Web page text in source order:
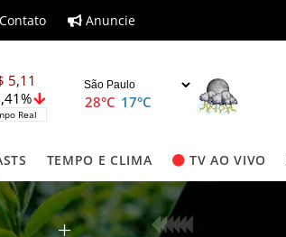
Anuncie
5,11
Real
28°C 17°C
TEMPO E CLIMA TV AO VIVO